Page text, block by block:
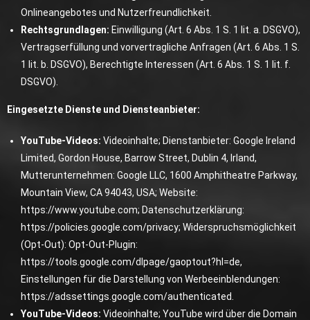
Onlineangebotes und Nutzerfreundlichkeit.
Rechtsgrundlagen: Einwilligung (Art. 6 Abs. 1 S. 1 lit. a. DSGVO),
Vertragserfüllung und vorvertragliche Anfragen (Art. 6 Abs. 1 S.
1 lit. b. DSGVO), Berechtigte Interessen (Art. 6 Abs. 1 S. 1 lit. f.
DSGVO).
Eingesetzte Dienste und Diensteanbieter:
YouTube-Videos: Videoinhalte; Dienstanbieter: Google Ireland
Limited, Gordon House, Barrow Street, Dublin 4, Irland,
Mutterunternehmen: Google LLC, 1600 Amphitheatre Parkway,
Mountain View, CA 94043, USA; Website:
https://www.youtube.com; Datenschutzerklärung:
https://policies.google.com/privacy; Widerspruchsmöglichkeit
(Opt-Out): Opt-Out-Plugin:
https://tools.google.com/dlpage/gaoptout?hl=de,
Einstellungen für die Darstellung von Werbeeinblendungen:
https://adssettings.google.com/authenticated
YouTube-Videos: Videoinhalte; YouTube wird über die Domain